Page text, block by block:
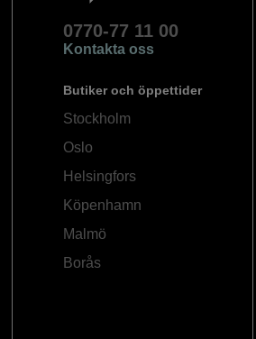
0770-77 11 00
Kontakta oss
Butiker och öppettider
Stockholm
Oslo
Helsingfors
Köpenhamn
Malmö
Borås